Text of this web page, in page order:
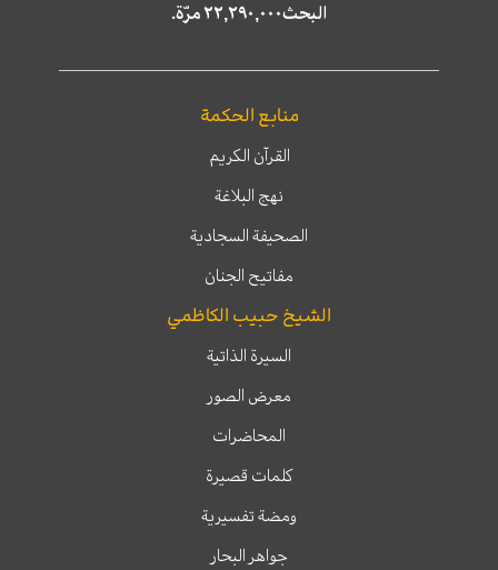
البحث٢٢,٢٩٠,٠٠٠ مرّة.
منابع الحكمة
القرآن الكريم
نهج البلاغة
الصحيفة السجادية
مفاتيح الجنان
الشيخ حبيب الكاظمي
السيرة الذاتية
معرض الصور
المحاضرات
كلمات قصيرة
ومضة تفسيرية
جواهر البحار